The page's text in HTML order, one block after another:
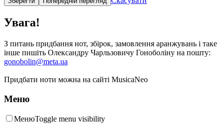
Увага!
З питань придбання нот, збірок, замовлення аранжувань і таке
інше пишіть Олександру Чарльзовичу Гоноболіну на пошту:
gonobolin@meta.ua
Придбати ноти можна на сайті MusicaNeo
Меню
МенюToggle menu visibility